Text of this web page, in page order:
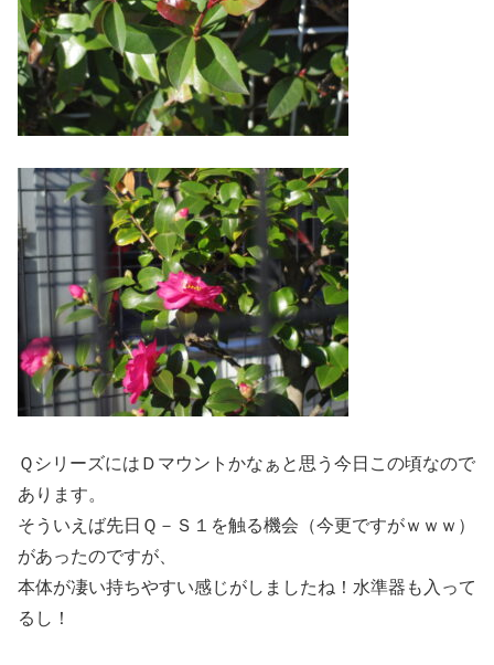
ＱシリーズにはＤマウントかなぁと思う今日この頃なので
あります。
そういえば先日Ｑ－Ｓ１を触る機会（今更ですがｗｗｗ）
があったのですが、
本体が凄い持ちやすい感じがしましたね！水準器も入って
るし！